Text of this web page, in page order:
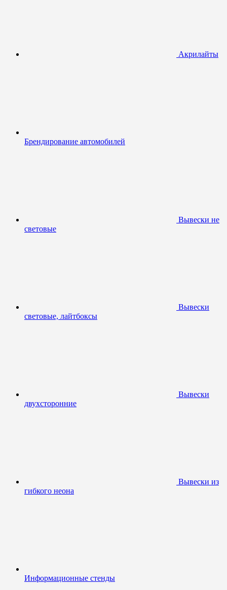
Акрилайты
Брендирование автомобилей
Вывески не
световые
Вывески
световые, лайтбоксы
Вывески
двухсторонние
Вывески из
гибкого неона
Информационные стенды